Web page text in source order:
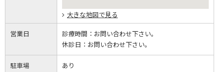
大きな地図で見る
営業日 診療時間： お問い合わせ下さい。
休診日： お問い合わせ下さい。
駐車場 あり